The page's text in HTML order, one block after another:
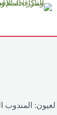
التجاوز
إلى
لعيون: المندوب